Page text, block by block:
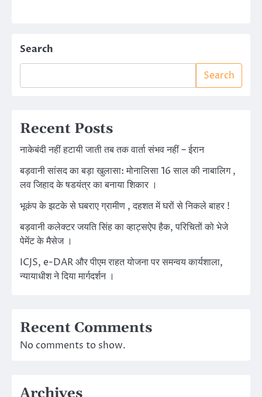
Search
Search
Recent Posts
नाकेबंदी नहीं हटायी जाती तब तक वार्ता संभव नहीं – ईरान
बड़वानी सांसद का बड़ा खुलासा: मोनालिसा 16 साल की नाबालिग ,
लव जिहाद के षडयंत्र का बनाया शिकार ।
भूकंप के झटके से घबराए ग्रामीण , दहशत में घरों से निकले बाहर !
बड़वानी कलेक्टर जयति सिंह का व्हाट्सऐप हैक, परिचितों को भेजे
पेमेंट के मैसेज ।
ICJS, e-DAR और पीएम राहत योजना पर समन्वय कार्यशाला,
न्यायाधीश ने दिया मार्गदर्शन ।
Recent Comments
No comments to show.